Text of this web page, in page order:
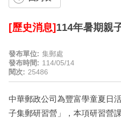
[歷史消息] 114年暑期親
發布單位: 集郵處
發布時間: 114/05/14
閱次: 25486
中華郵政公司為豐富學童夏日
子集郵研習營」，本項研習營